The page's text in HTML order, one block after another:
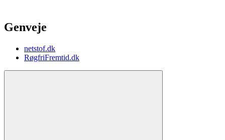
Genveje
netstof.dk
RøgfriFremtid.dk